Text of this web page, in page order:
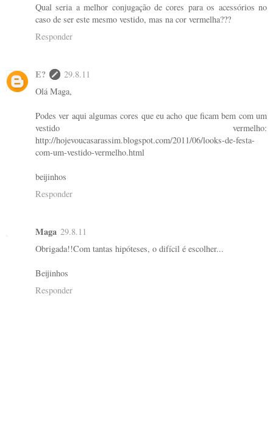
Qual seria a melhor conjugação de cores para os acessórios no
caso de ser este mesmo vestido, mas na cor vermelha???
Responder
E?
29.8.11
Olá Maga,
Podes ver aqui algumas cores que eu acho que ficam bem com um
vestido vermelho:
http://hojevoucasarassim.blogspot.com/2011/06/looks-de-festa-
com-um-vestido-vermelho.html
beijinhos
Responder
Maga 29.8.11
Obrigada!!Com tantas hipóteses, o difícil é escolher...
Beijinhos
Responder